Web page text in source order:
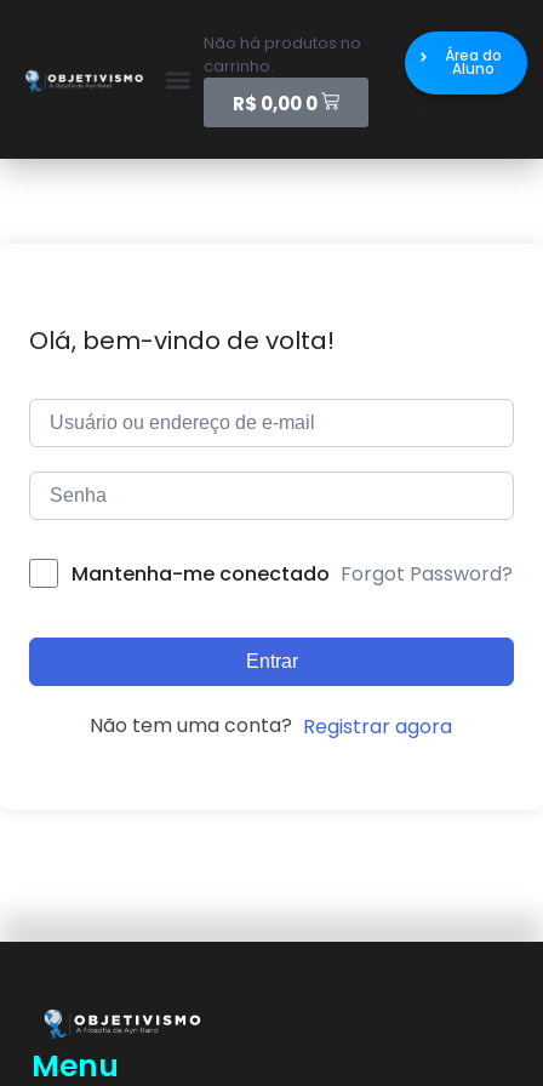
Não há produtos no
carrinho.
R$ 0,00 0
Área do
Aluno
Olá, bem-vindo de volta!
Mantenha-me conectado Forgot Password?
Entrar
Não tem uma conta? Registrar agora
Menu